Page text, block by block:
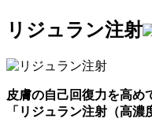
リジュラン注射
皮膚の自己回復力を高め
「リジュラン注射（高濃